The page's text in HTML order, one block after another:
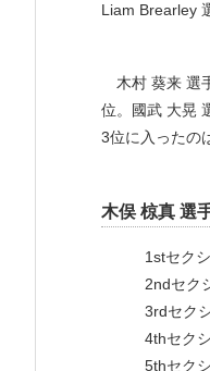
Liam Brearley
木村 葵来 選
位。國武 大晃
3位に入ったの
木俣 椋真 選
1stセク
2ndセク
3rdセク
4thセク
5thセク